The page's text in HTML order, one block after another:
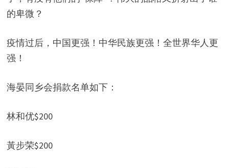
的卑微？
疫情过后，中国更强！中华民族更强！全世界华人更
强！
海晏同乡会捐款名单如下：
林和优$200
黃步荣$200